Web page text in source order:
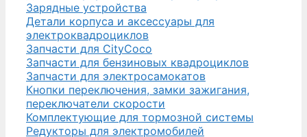
Зарядные устройства
Детали корпуса и аксессуары для
электроквадроциклов
Запчасти для CityCoco
Запчасти для бензиновых квадроциклов
Запчасти для электросамокатов
Кнопки переключения, замки зажигания,
переключатели скорости
Комплектующие для тормозной системы
Редукторы для электромобилей